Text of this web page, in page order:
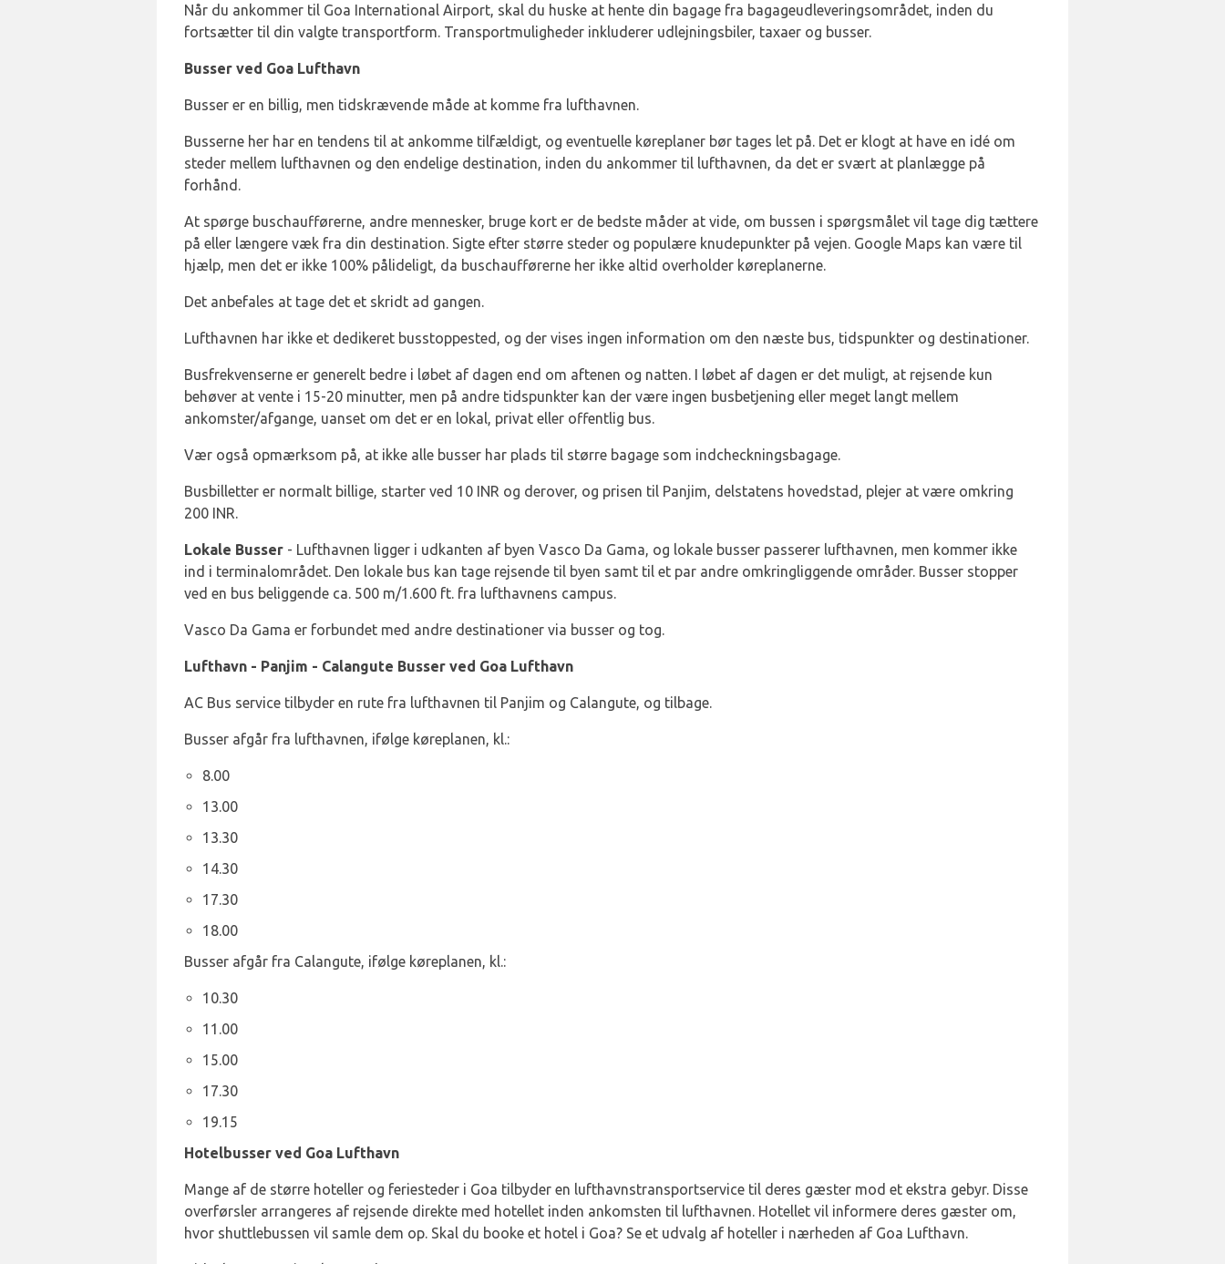
Når du ankommer til Goa International Airport, skal du huske at hente din bagage fra bagageudleveringsområdet, inden du
fortsætter til din valgte transportform. Transportmuligheder inkluderer udlejningsbiler, taxaer og busser.
Busser ved Goa Lufthavn
Busser er en billig, men tidskrævende måde at komme fra lufthavnen.
Busserne her har en tendens til at ankomme tilfældigt, og eventuelle køreplaner bør tages let på. Det er klogt at have en idé om
steder mellem lufthavnen og den endelige destination, inden du ankommer til lufthavnen, da det er svært at planlægge på
forhånd.
At spørge buschaufførerne, andre mennesker, bruge kort er de bedste måder at vide, om bussen i spørgsmålet vil tage dig tættere
på eller længere væk fra din destination. Sigte efter større steder og populære knudepunkter på vejen. Google Maps kan være til
hjælp, men det er ikke 100% pålideligt, da buschaufførerne her ikke altid overholder køreplanerne.
Det anbefales at tage det et skridt ad gangen.
Lufthavnen har ikke et dedikeret busstoppested, og der vises ingen information om den næste bus, tidspunkter og destinationer.
Busfrekvenserne er generelt bedre i løbet af dagen end om aftenen og natten. I løbet af dagen er det muligt, at rejsende kun
behøver at vente i 15-20 minutter, men på andre tidspunkter kan der være ingen busbetjening eller meget langt mellem
ankomster/afgange, uanset om det er en lokal, privat eller offentlig bus.
Vær også opmærksom på, at ikke alle busser har plads til større bagage som indcheckningsbagage.
Busbilletter er normalt billige, starter ved 10 INR og derover, og prisen til Panjim, delstatens hovedstad, plejer at være omkring
200 INR.
Lokale Busser - Lufthavnen ligger i udkanten af byen Vasco Da Gama, og lokale busser passerer lufthavnen, men kommer ikke
ind i terminalområdet. Den lokale bus kan tage rejsende til byen samt til et par andre omkringliggende områder. Busser stopper
ved en bus beliggende ca. 500 m/1.600 ft. fra lufthavnens campus.
Vasco Da Gama er forbundet med andre destinationer via busser og tog.
Lufthavn - Panjim - Calangute Busser ved Goa Lufthavn
AC Bus service tilbyder en rute fra lufthavnen til Panjim og Calangute, og tilbage.
Busser afgår fra lufthavnen, ifølge køreplanen, kl.:
8.00
13.00
13.30
14.30
17.30
18.00
Busser afgår fra Calangute, ifølge køreplanen, kl.:
10.30
11.00
15.00
17.30
19.15
Hotelbusser ved Goa Lufthavn
Mange af de større hoteller og feriesteder i Goa tilbyder en lufthavnstransportservice til deres gæster mod et ekstra gebyr. Disse
overførsler arrangeres af rejsende direkte med hotellet inden ankomsten til lufthavnen. Hotellet vil informere deres gæster om,
hvor shuttlebussen vil samle dem op. Skal du booke et hotel i Goa? Se et udvalg af hoteller i nærheden af Goa Lufthavn.